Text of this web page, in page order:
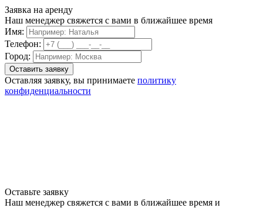
Заявка на аренду
Наш менеджер свяжется с вами в ближайшее время
Имя:
Телефон:
Город:
Оставляя заявку, вы принимаете политику
конфиденциальности
Оставьте заявку
Наш менеджер свяжется с вами в ближайшее время и